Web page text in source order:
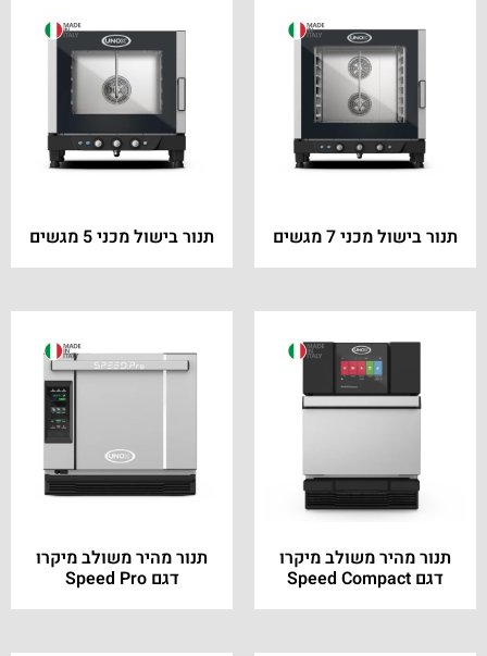
תנור בישול מכני 7 מגשים תנור בישול מכני 5 מגשים
תנור מהיר משולב מיקרו
דגם Speed Compact
תנור מהיר משולב מיקרו
דגם Speed Pro